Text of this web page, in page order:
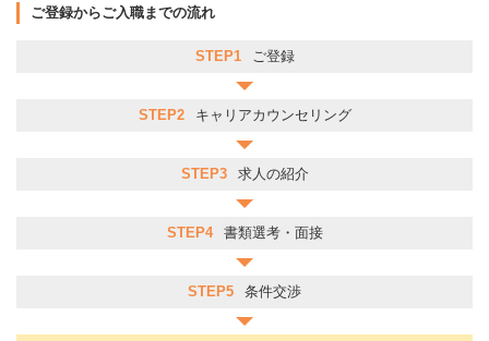
ご登録からご入職までの流れ
STEP1 ご登録
STEP2 キャリアカウンセリング
STEP3 求人の紹介
STEP4 書類選考・面接
STEP5 条件交渉